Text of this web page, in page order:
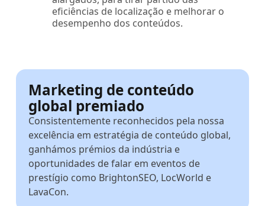
eficiências de localização e melhorar o
desempenho dos conteúdos.
Marketing de conteúdo
global premiado
Consistentemente reconhecidos pela nossa
excelência em estratégia de conteúdo global,
ganhámos prémios da indústria e
oportunidades de falar em eventos de
prestígio como BrightonSEO, LocWorld e
LavaCon.